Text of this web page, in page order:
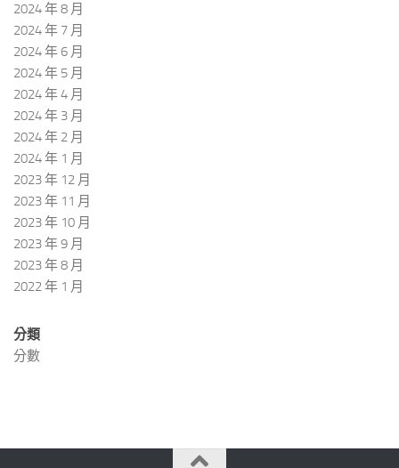
2024 年 8 月
2024 年 7 月
2024 年 6 月
2024 年 5 月
2024 年 4 月
2024 年 3 月
2024 年 2 月
2024 年 1 月
2023 年 12 月
2023 年 11 月
2023 年 10 月
2023 年 9 月
2023 年 8 月
2022 年 1 月
分類
分數